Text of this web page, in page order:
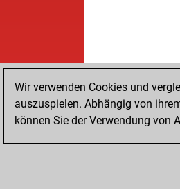
Wir verwenden Cookies und
auszuspielen. Abhängig von
können Sie der Verwendung von